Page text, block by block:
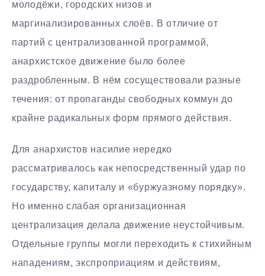
молодёжи, городских низов и
маргинализированных слоёв. В отличие от
партий с централизованной программой,
анархистское движение было более
раздробленным. В нём сосуществовали разные
течения: от пропаганды свободных коммун до
крайне радикальных форм прямого действия.
Для анархистов насилие нередко
рассматривалось как непосредственный удар по
государству, капиталу и «буржуазному порядку».
Но именно слабая организационная
централизация делала движение неустойчивым.
Отдельные группы могли переходить к стихийным
нападениям, экспроприациям и действиям,